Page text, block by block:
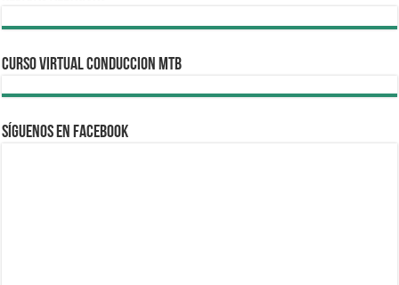
CURSO VIRTUAL CONDUCCION MTB
Síguenos en Facebook